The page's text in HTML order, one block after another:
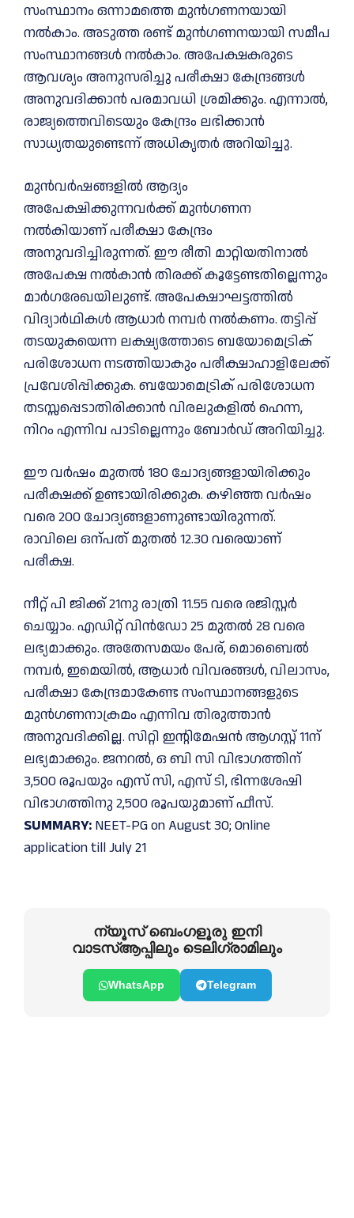
സംസ്ഥാനം ഒന്നാമത്തെ മുൻഗണനയായി
നൽകാം. അടുത്ത രണ്ട് മുൻഗണനയായി സമീപ
സംസ്ഥാനങ്ങൾ നൽകാം. അപേക്ഷകരുടെ
ആവശ്യം അനുസരിച്ചു പരീക്ഷാ കേന്ദ്രങ്ങൾ
അനുവദിക്കാൻ പരമാവധി ശ്രമിക്കും. എന്നാൽ,
രാജ്യത്തെവിടെയും കേന്ദ്രം ലഭിക്കാൻ
സാധ്യതയുണ്ടെന്ന് അധികൃതർ അറിയിച്ചു.
മുൻവർഷങ്ങളിൽ ആദ്യം
അപേക്ഷിക്കുന്നവർക്ക് മുൻഗണന
നൽകിയാണ് പരീക്ഷാ കേന്ദ്രം
അനുവദിച്ചിരുന്നത്. ഈ രീതി മാറ്റിയതിനാൽ
അപേക്ഷ നൽകാൻ തിരക്ക് കൂട്ടേണ്ടതില്ലെന്നും
മാർഗരേഖയിലുണ്ട്. അപേക്ഷാഘട്ടത്തിൽ
വിദ്യാർഥികൾ ആധാർ നമ്പർ നൽകണം. തട്ടിപ്പ്
തടയുകയെന്ന ലക്ഷ്യത്തോടെ ബയോമെട്രിക്
പരിശോധന നടത്തിയാകും പരീക്ഷാഹാളിലേക്ക്
പ്രവേശിപ്പിക്കുക. ബയോമെട്രിക് പരിശോധന
തടസ്സപ്പെടാതിരിക്കാൻ വിരലുകളിൽ ഹെന്ന,
നിറം എന്നിവ പാടില്ലെന്നും ബോർഡ് അറിയിച്ചു.
ഈ വർഷം മുതൽ 180 ചോദ്യങ്ങളായിരിക്കും
പരീക്ഷക്ക് ഉണ്ടായിരിക്കുക. കഴിഞ്ഞ വർഷം
വരെ 200 ചോദ്യങ്ങളാണുണ്ടായിരുന്നത്.
രാവിലെ ഒന്പത് മുതൽ 12.30 വരെയാണ്
പരീക്ഷ.
നീറ്റ് പി ജിക്ക് 21നു രാത്രി 11.55 വരെ രജിസ്റ്റർ
ചെയ്യാം. എഡിറ്റ് വിൻഡോ 25 മുതൽ 28 വരെ
ലഭ്യമാക്കും. അതേസമയം പേര്, മൊബൈൽ
നമ്പർ, ഇമെയിൽ, ആധാർ വിവരങ്ങൾ, വിലാസം,
പരീക്ഷാ കേന്ദ്രമാകേണ്ട സംസ്ഥാനങ്ങളുടെ
മുൻഗണനാക്രമം എന്നിവ തിരുത്താൻ
അനുവദിക്കില്ല. സിറ്റി ഇന്റിമേഷൻ ആഗസ്റ്റ് 11ന്
ലഭ്യമാക്കും. ജനറൽ, ഒ ബി സി വിഭാഗത്തിന്
3,500 രൂപയും എസ്‌ സി, എസ് ടി, ഭിന്നശേഷി
വിഭാഗത്തിനു 2,500 രൂപയുമാണ് ഫീസ്.
SUMMARY: NEET-PG on August 30; Online
application till July 21
ന്യൂസ് ബെംഗളൂരു ഇനി
വാടസ്ആപ്പിലും ടെലിഗ്രാമിലും
WhatsApp Telegram